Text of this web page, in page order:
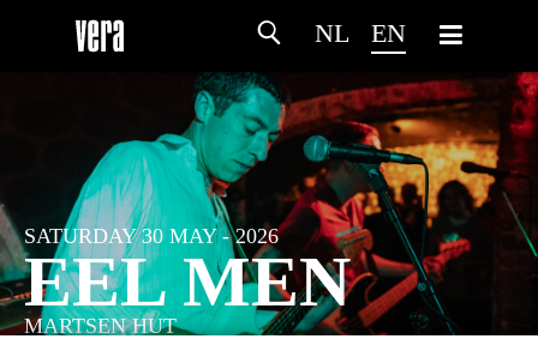
NL EN
SATURDAY 30 MAY - 2026
EEL MEN
MARTSEN HUT